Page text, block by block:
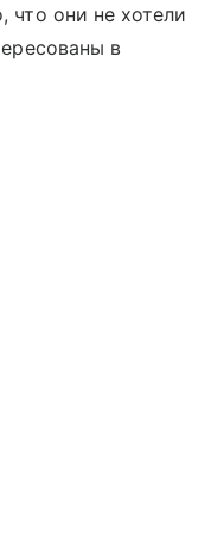
что они не хотели
в